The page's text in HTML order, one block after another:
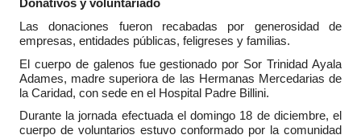
Donativos y voluntariado
Las donaciones fueron recabadas por generosidad de
empresas, entidades públicas, feligreses y familias.
El cuerpo de galenos fue gestionado por Sor Trinidad Ayala
Adames, madre superiora de las Hermanas Mercedarias de
la Caridad, con sede en el Hospital Padre Billini.
Durante la jornada efectuada el domingo 18 de diciembre, el
cuerpo de voluntarios estuvo conformado por la comunidad